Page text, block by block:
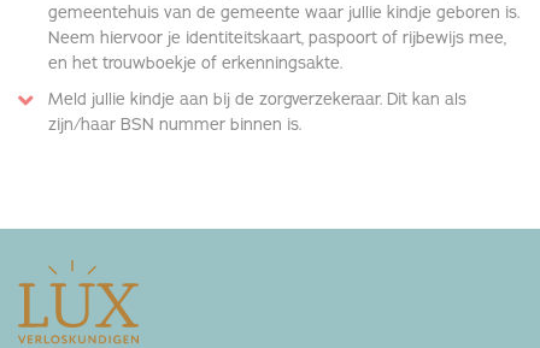
gemeentehuis van de gemeente waar jullie kindje geboren is.
Neem hiervoor je identiteitskaart, paspoort of rijbewijs mee,
en het trouwboekje of erkenningsakte.
Meld jullie kindje aan bij de zorgverzekeraar. Dit kan als
zijn/haar BSN nummer binnen is.